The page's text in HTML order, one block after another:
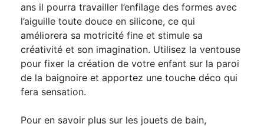
ans il pourra travailler l’enfilage des formes avec
l’aiguille toute douce en silicone, ce qui
améliorera sa motricité fine et stimule sa
créativité et son imagination. Utilisez la ventouse
pour fixer la création de votre enfant sur la paroi
de la baignoire et apportez une touche déco qui
fera sensation.
Pour en savoir plus sur les jouets de bain,